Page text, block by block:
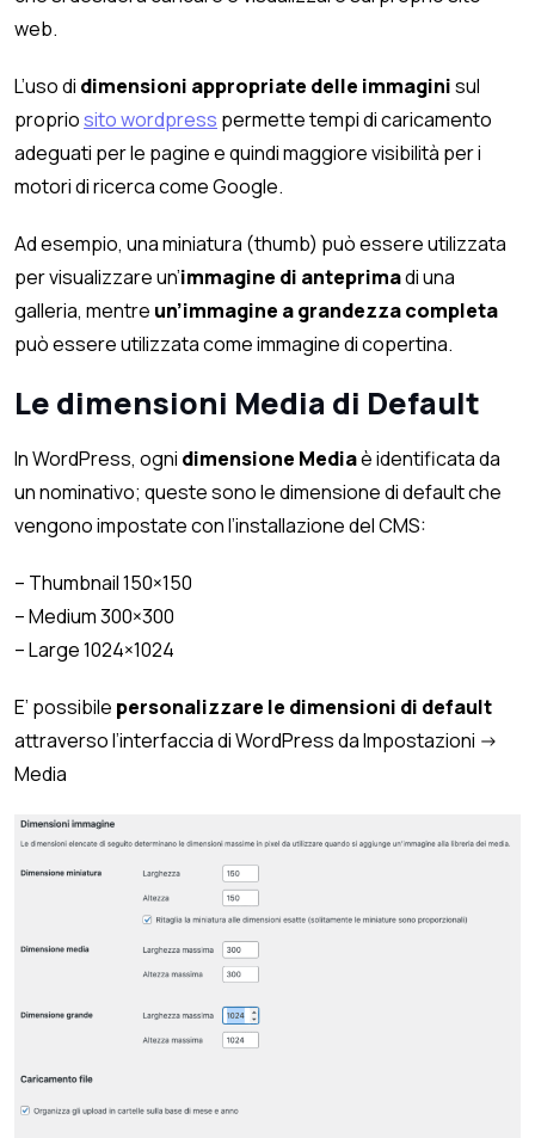
web.
L’uso di dimensioni appropriate delle immaginisul
propriosito wordpress permette tempi di caricamento
adeguati per le pagine e quindi maggiore visibilità per i
motori di ricerca come Google.
Ad esempio, una miniatura (thumb) può essere utilizzata
per visualizzare un’immagine di anteprimadi una
galleria, mentre un’immagine a grandezza completa
può essere utilizzata come immagine di copertina.
Le dimensioni Media di Default
In WordPress, ogni dimensione Mediaè identificata da
un nominativo; queste sono le dimensione di default che
vengono impostate con l’installazione del CMS:
– Thumbnail 150×150
– Medium 300×300
– Large 1024×1024
E’ possibile personalizzare le dimensioni di default
attraverso l’interfaccia di WordPress da Impostazioni ->
Media